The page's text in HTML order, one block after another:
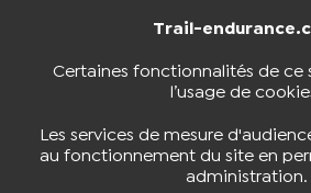
Trail-
Certaines fonctionnalités de ce
l’usage de
Les services de mesure
au fonctionnement du site en
administration.
NOUS